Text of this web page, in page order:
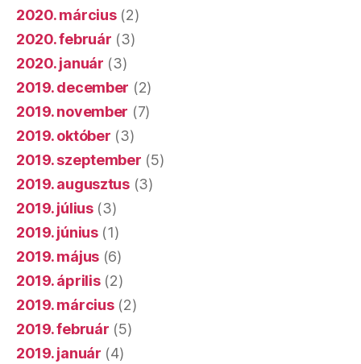
2020. március(2)
2020. február (3)
2020. január (3)
2019. december (2)
2019. november (7)
2019. október (3)
2019. szeptember (5)
2019. augusztus(3)
2019. július(3)
2019. június(1)
2019. május (6)
2019. április(2)
2019. március(2)
2019. február (5)
2019. január (4)